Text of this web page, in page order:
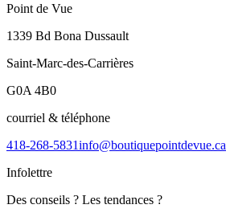
Point de Vue
1339 Bd Bona Dussault
Saint-Marc-des-Carrières
G0A 4B0
courriel & téléphone
418-268-5831info@boutiquepointdevue.ca
Infolettre
Des conseils ? Les tendances ?